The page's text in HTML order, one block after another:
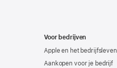
Voor bedrijven
Apple en het bedrijfsleven
Aankopen voor je bedrijf